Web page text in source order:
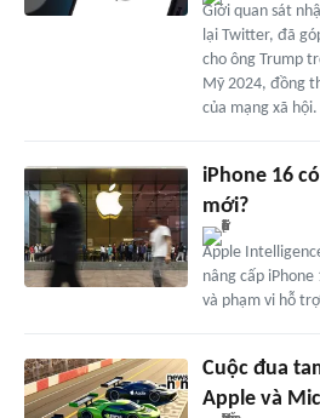
Giới quan sát
lại Twitter, đã
cho ông Trump
Mỹ 2024, đồng
của mạng xã hội.
iPhone 16
mới?
Apple
nâng cấp
và phạm vi hỗ
Cuộc đua
Apple và